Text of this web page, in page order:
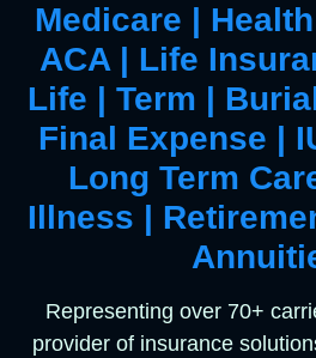
Medicare | Health
ACA | Life
Life | Term |
Final Expense |
Long Term
Illness |
Representing over 70+
provider of insurance